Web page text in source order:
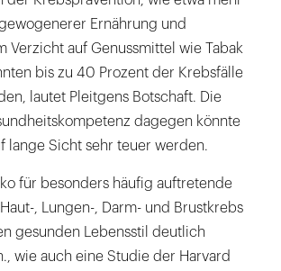
Ernährung und
Verzicht auf Genussmittel wie Tabak
bis zu 40 Prozent der Krebsfälle
lautet Pleitgens Botschaft. Die
dagegen könnte
lange Sicht sehr teuer werden.
für besonders häufig auftretende
, Lungen-, Darm- und Brustkrebs
gesunden Lebensstil deutlich
wie auch eine Studie der Harvard